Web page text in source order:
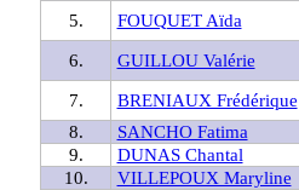
5.
FOUQUET Aïda
6.
GUILLOU Valérie
7.
BRENIAUX Frédérique
8.
SANCHO Fatima
9.
DUNAS Chantal
10.
VILLEPOUX Maryline